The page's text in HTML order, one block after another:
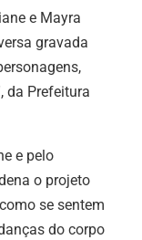
e Mayra
gravada
da Prefeitura
e pelo
o projeto
se sentem
do corpo